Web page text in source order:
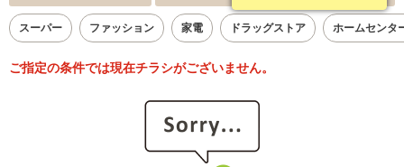
スーパー ファッション 家電 ドラッグストア ホームセンタ
ご指定の条件では現在チラシがございません。